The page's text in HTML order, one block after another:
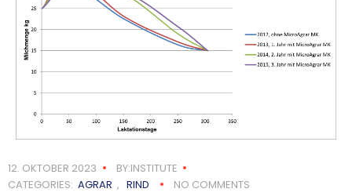
12. OKTOBER 2023
BY:INSTITUTE
CATEGORIES: AGRAR , RIND NO COMMENTS